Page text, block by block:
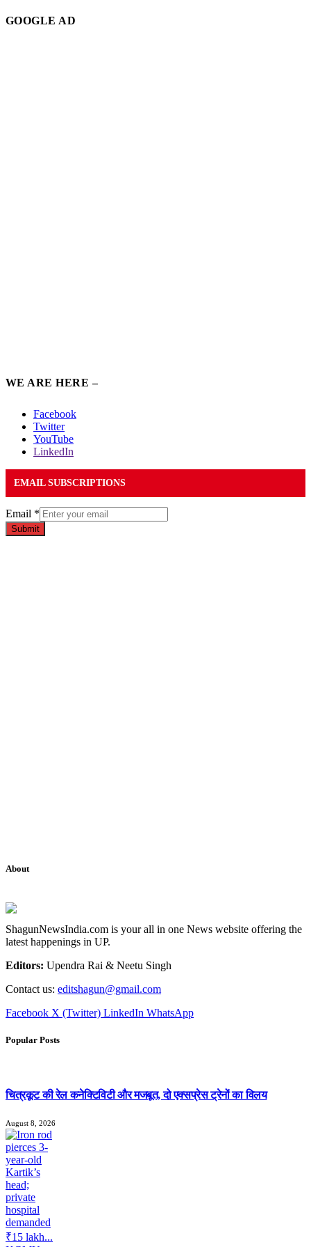
GOOGLE AD
WE ARE HERE –
Facebook
Twitter
YouTube
LinkedIn
EMAIL SUBSCRIPTIONS
Email *
Submit
About
ShagunNewsIndia.com is your all in one News website offering the
latest happenings in UP.
Editors: Upendra Rai & Neetu Singh
Contact us: editshagun@gmail.com
Facebook X (Twitter) LinkedIn WhatsApp
Popular Posts
चित्रकूट की रेल कनेक्टिविटी और मजबूत, दो एक्सप्रेस ट्रेनों का विलय
August 8, 2026